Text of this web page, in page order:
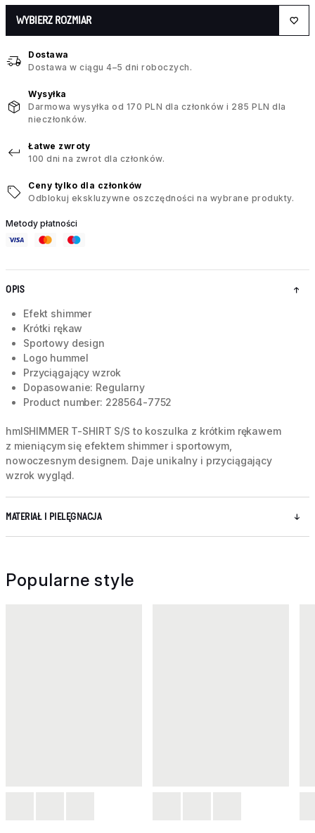
WYBIERZ ROZMIAR
Dostawa
Dostawa w ciągu 4–5 dni roboczych.
Wysyłka
Darmowa wysyłka od 170 PLN dla członków i 285 PLN dla
nieczłonków.
Łatwe zwroty
100 dni na zwrot dla członków.
Ceny tylko dla członków
Odblokuj ekskluzywne oszczędności na wybrane produkty.
Metody płatności
OPIS
Efekt shimmer
Krótki rękaw
Sportowy design
Logo hummel
Przyciągający wzrok
Dopasowanie: Regularny
Product number: 228564-7752
hmlSHIMMER T-SHIRT S/S to koszulka z krótkim rękawem
z mieniącym się efektem shimmer i sportowym,
nowoczesnym designem. Daje unikalny i przyciągający
wzrok wygląd.
MATERIAŁ I PIELĘGNACJA
Popularne style